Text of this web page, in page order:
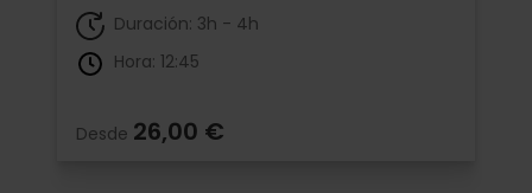
Duración: 3h - 4h
Hora: 12:45
Desde 26,00 €